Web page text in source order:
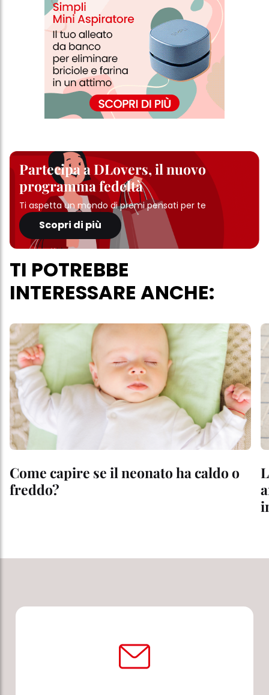
Partecipa a DLovers, il nuovo
programma fedeltà
Ti aspetta un mondo di premi pensati per te
Scopri di più
TI POTREBBE
INTERESSARE ANCHE:
Come capire se il neonato ha caldo o
freddo?
informazioni dettagliate su ciascun cookie disponibili facendo
clic su "modifica" di seguito".
Se fai clic su "Modifica" potrai trovare maggiori informazioni sul
trattamento dei tuoi dati / sull'uso dei cookie e consentirli per uno o
più degli scopi sopra menzionati. Cliccando su "Accetta tutto",
acconsenti all'uso dei cookie e al trattamento dei tuoi dati
personali per tutte le finalità sopra indicate. Se fai clic su "Rifiuta",
verranno utilizzati solo i cookie tecnicamente necessari per fornirti